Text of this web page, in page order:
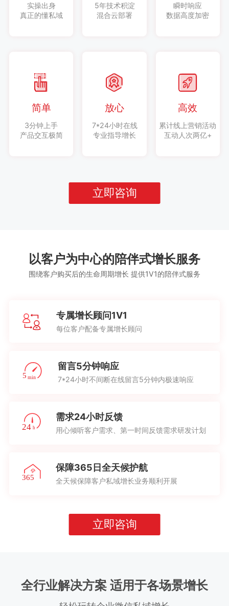
实操出身
真正的懂私域
5年技术积淀
混合云部署
瞬时响应
数据高度加密
简单
3分钟上手
产品交互极简
放心
7*24小时在线
专业指导增长
高效
累计线上营销活动
互动人次两亿+
立即咨询
以客户为中心的陪伴式增长服务
围绕客户购买后的生命周期增长 提供1V1的陪伴式服务
专属增长顾问1V1
每位客户配备专属增长顾问
留言5分钟响应
7*24小时不间断在线留言5分钟内极速响应
需求24小时反馈
用心倾听客户需求、第一时间反馈需求研发计划
保障365日全天候护航
全天候保障客户私域增长业务顺利开展
立即咨询
全行业解决方案 适用于各场景增长